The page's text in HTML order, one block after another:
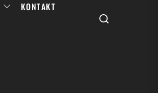
KONTAKT
Search